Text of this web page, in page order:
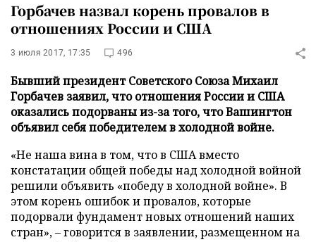
Горбачев назвал корень провалов в
отношениях России и США
3 июля 2017, 17:35 496
Бывший президент Советского Союза Михаил
Горбачев заявил, что отношения России и США
оказались подорваны из-за того, что Вашингтон
объявил себя победителем в холодной войне.
«Не наша вина в том, что в США вместо
констатации общей победы над холодной войной
решили объявить «победу в холодной войне». В
этом корень ошибок и провалов, которые
подорвали фундамент новых отношений наших
стран», – говорится в заявлении, размещенном на